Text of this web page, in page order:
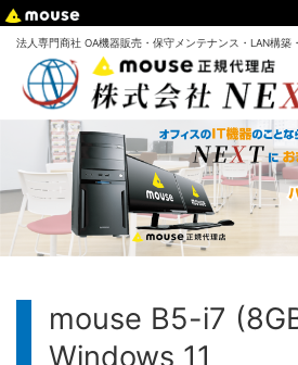
法人専門商社 OA機器販売・保守メンテナンス・LAN構築
mouse B5-i7
Windows 11